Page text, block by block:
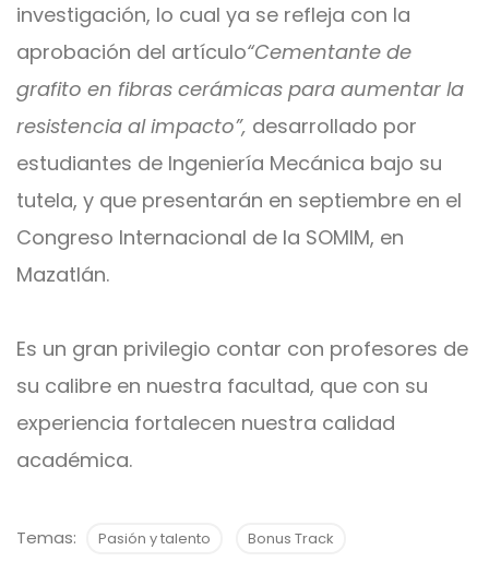
investigación, lo cual ya se refleja con la
aprobación del artículo“Cementante de
grafito en fibras cerámicas para aumentar la
resistencia al impacto”, desarrollado por
estudiantes de Ingeniería Mecánica bajo su
tutela, y que presentarán en septiembre en el
Congreso Internacional de la SOMIM, en
Mazatlán.
Es un gran privilegio contar con profesores de
su calibre en nuestra facultad, que con su
experiencia fortalecen nuestra calidad
académica.
Temas: Pasión y talento Bonus Track